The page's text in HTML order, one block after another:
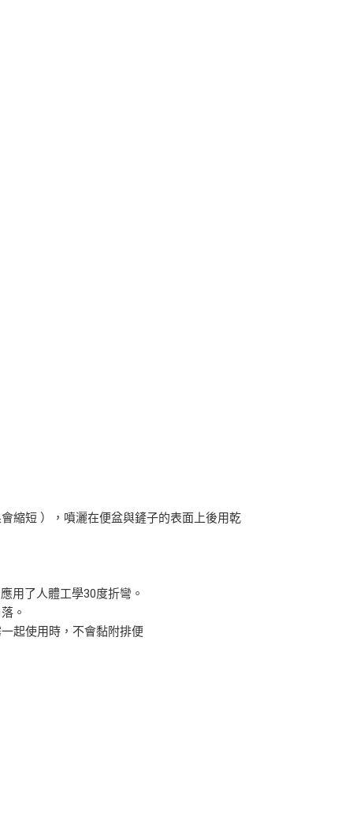
縮短 ），噴灑在便盆與鏟子的表面上後用乾
用了人體工學30度折彎。
。
起使用時，不會黏附排便